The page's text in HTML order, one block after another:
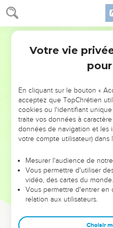
NE MANQUEZ
DE
ET SI LEURS ERREURS
leur foi ou leur vision. Mais on
et les saisons difficiles qu'ils
sont elles qui
Dans cette conférence,
clés pour avancer avec plus
Votre vie
En cliquant sur le bouton «
acceptez que TopChrétien
cookies ou l'identifiant
traite vos données à
données de navigation et les
votre compte utilisateur) dans
Mesurer l'audience de
Vous permettre d'utiliser
vidéo, des cartes du
Vous permettre d'entrer en
relation aux utilisateurs.
Choisir